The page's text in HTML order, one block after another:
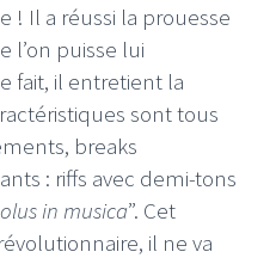
! Il a réussi la prouesse
l’on puisse lui
fait, il entretient la
sont tous
breaks
: riffs avec demi-tons
in musica”. Cet
il ne va